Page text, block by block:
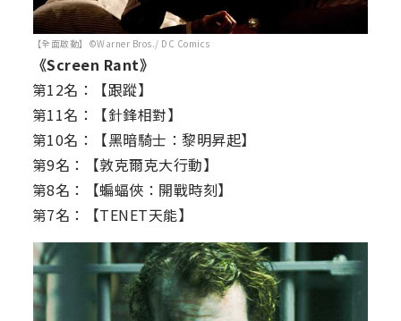
【全面啟動】©Warner Bros./ DC Comics
《Screen Rant》
第12名：【跟蹤】
第11名：【針鋒相對】
第10名：【黑暗騎士：黎明昇起】
第9名：【敦克爾克大行動】
第8名：【蝙蝠俠：開戰時刻】
第7名：【TENET天能】